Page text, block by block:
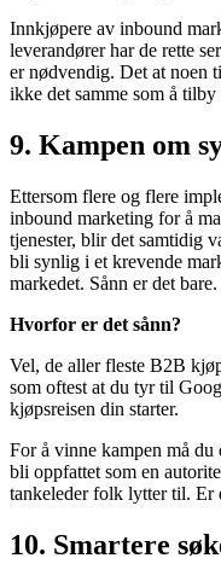
Innkjøpere av inbound
leverandører har de rette
er nødvendig. Det at noen
ikke det samme som å
9. Kampen om
Ettersom flere og flere
inbound marketing for å
tjenester, blir det samtidig
bli synlig i et krevende
markedet. Sånn er det bare.
Hvorfor er det sånn?
Vel, de aller fleste B2B
som oftest at du tyr til
kjøpsreisen din starter.
For å vinne kampen må
bli oppfattet som en
tankeleder folk lytter til. Er
10. Smartere